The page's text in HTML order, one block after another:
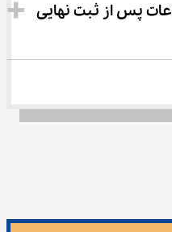
پس از ثبت نهایی